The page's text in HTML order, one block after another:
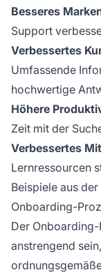
Besseres
Support
Verbessertes
Umfassende
hochwertige
Höhere
Zeit mit der
Verbessertes
Lernressourcen
Beispiele aus
Onboarding-
Der
anstrengend